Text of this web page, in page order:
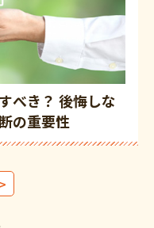
べき？ 後悔しな
の重要性